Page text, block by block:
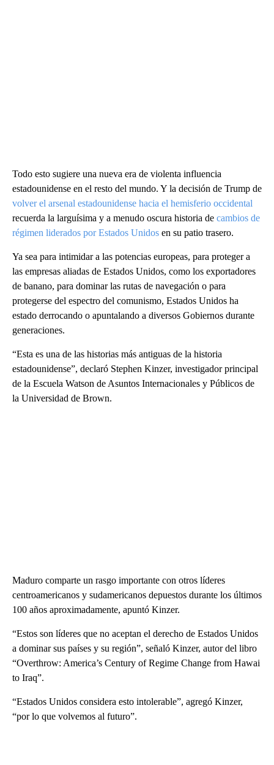
Todo esto sugiere una nueva era de violenta influencia
estadounidense en el resto del mundo. Y la decisión de Trump de
volver el arsenal estadounidense hacia el hemisferio occidental
recuerda la larguísima y a menudo oscura historia de cambios de
régimen liderados por Estados Unidos en su patio trasero.
Ya sea para intimidar a las potencias europeas, para proteger a
las empresas aliadas de Estados Unidos, como los exportadores
de banano, para dominar las rutas de navegación o para
protegerse del espectro del comunismo, Estados Unidos ha
estado derrocando o apuntalando a diversos Gobiernos durante
generaciones.
“Esta es una de las historias más antiguas de la historia
estadounidense”, declaró Stephen Kinzer, investigador principal
de la Escuela Watson de Asuntos Internacionales y Públicos de
la Universidad de Brown.
Maduro comparte un rasgo importante con otros líderes
centroamericanos y sudamericanos depuestos durante los últimos
100 años aproximadamente, apuntó Kinzer.
“Estos son líderes que no aceptan el derecho de Estados Unidos
a dominar sus países y su región”, señaló Kinzer, autor del libro
“Overthrow: America’s Century of Regime Change from Hawai
to Iraq”.
“Estados Unidos considera esto intolerable”, agregó Kinzer,
“por lo que volvemos al futuro”.